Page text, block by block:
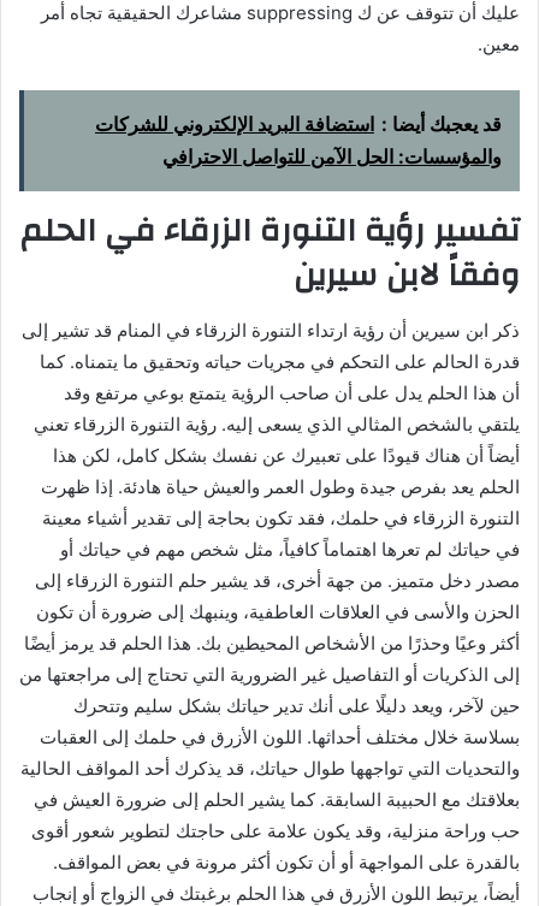
عليك أن تتوقف عن ك suppressing مشاعرك الحقيقية تجاه أمر
معين.
قد يعجبك أيضا : استضافة البريد الإلكتروني للشركات
والمؤسسات: الحل الآمن للتواصل الاحترافي
تفسير رؤية التنورة الزرقاء في الحلم
وفقاً لابن سيرين
ذكر ابن سيرين أن رؤية ارتداء التنورة الزرقاء في المنام قد تشير إلى
قدرة الحالم على التحكم في مجريات حياته وتحقيق ما يتمناه. كما
أن هذا الحلم يدل على أن صاحب الرؤية يتمتع بوعي مرتفع وقد
يلتقي بالشخص المثالي الذي يسعى إليه. رؤية التنورة الزرقاء تعني
أيضاً أن هناك قيودًا على تعبيرك عن نفسك بشكل كامل، لكن هذا
الحلم يعد بفرص جيدة وطول العمر والعيش حياة هادئة. إذا ظهرت
التنورة الزرقاء في حلمك، فقد تكون بحاجة إلى تقدير أشياء معينة
في حياتك لم تعرها اهتماماً كافياً، مثل شخص مهم في حياتك أو
مصدر دخل متميز. من جهة أخرى، قد يشير حلم التنورة الزرقاء إلى
الحزن والأسى في العلاقات العاطفية، وينبهك إلى ضرورة أن تكون
أكثر وعيًا وحذرًا من الأشخاص المحيطين بك. هذا الحلم قد يرمز أيضًا
إلى الذكريات أو التفاصيل غير الضرورية التي تحتاج إلى مراجعتها من
حين لآخر، ويعد دليلًا على أنك تدير حياتك بشكل سليم وتتحرك
بسلاسة خلال مختلف أحداثها. اللون الأزرق في حلمك إلى العقبات
والتحديات التي تواجهها طوال حياتك، قد يذكرك أحد المواقف الحالية
بعلاقتك مع الحبيبة السابقة. كما يشير الحلم إلى ضرورة العيش في
حب وراحة منزلية، وقد يكون علامة على حاجتك لتطوير شعور أقوى
بالقدرة على المواجهة أو أن تكون أكثر مرونة في بعض المواقف.
أيضاً، يرتبط اللون الأزرق في هذا الحلم برغبتك في الزواج أو إنجاب